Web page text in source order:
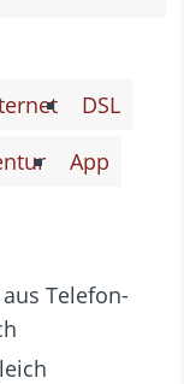
DSL
App
Telefon-